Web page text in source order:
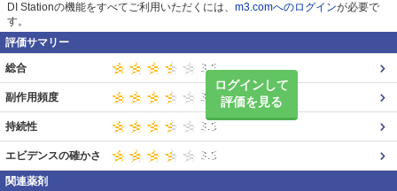
DI Stationの機能をすべてご利用いただくには、 m3.comへのログインが必要で
す。
評価サマリー
ログインして
評価を見る
総合
副作用頻度
持続性
エビデンスの確かさ
関連薬剤